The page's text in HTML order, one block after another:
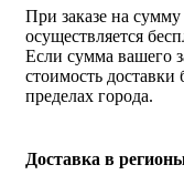
При заказе на
осуществляется
Если сумма вашего
стоимость доставки
пределах города.
Доставка в